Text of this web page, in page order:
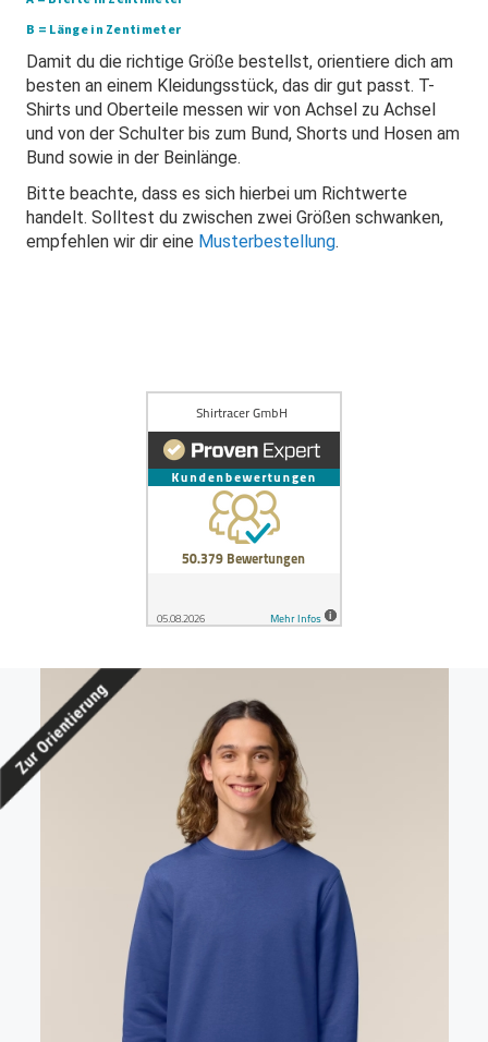
B = Länge in Zentimeter
Damit du die richtige Größe bestellst, orientiere dich am
besten an einem Kleidungsstück, das dir gut passt. T-
Shirts und Oberteile messen wir von Achsel zu Achsel
und von der Schulter bis zum Bund, Shorts und Hosen am
Bund sowie in der Beinlänge.
Bitte beachte, dass es sich hierbei um Richtwerte
handelt. Solltest du zwischen zwei Größen schwanken,
empfehlen wir dir eine Musterbestellung.